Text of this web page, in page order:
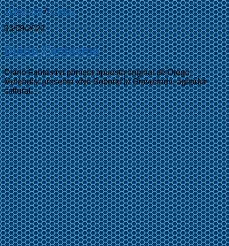
Videoclips/Videos
03/09/2022
Diario Fantasma
Diario Fantasma primera apuesta original de Diego
Meléndez presenta «No Soporto la Gravedad», agitador
cultural...